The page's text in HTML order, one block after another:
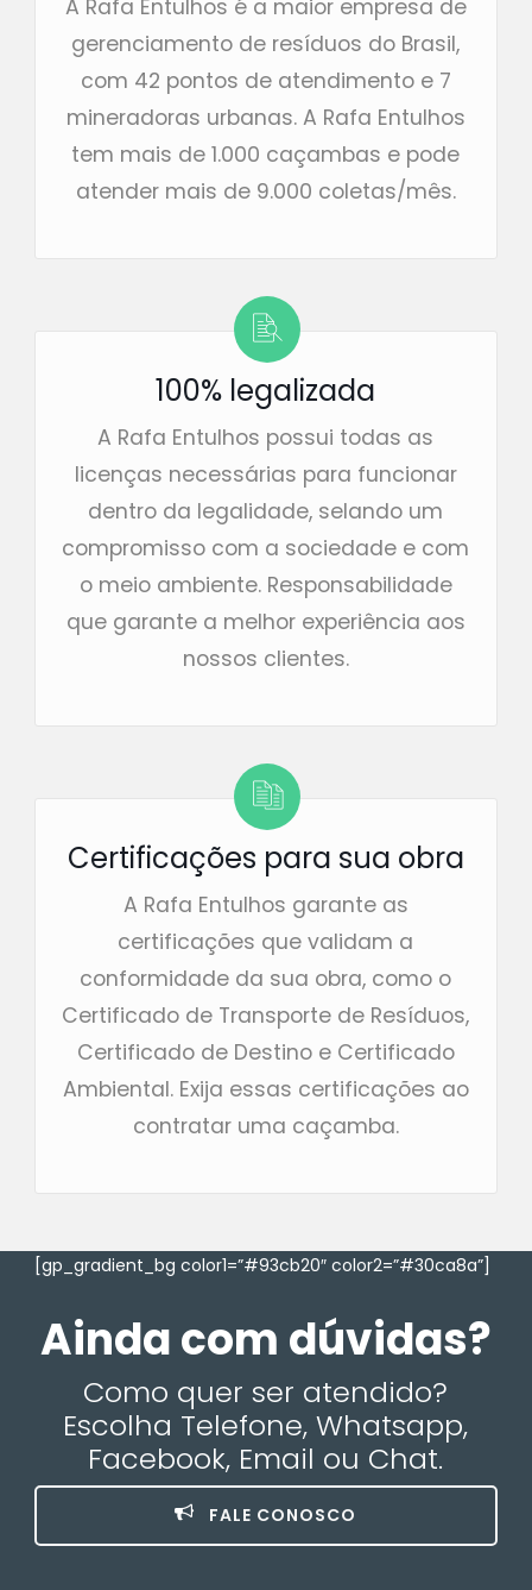
A Rafa Entulhos é a maior empresa de
gerenciamento de resíduos do Brasil,
com 42 pontos de atendimento e 7
mineradoras urbanas. A Rafa Entulhos
tem mais de 1.000 caçambas e pode
atender mais de 9.000 coletas/mês.
100% legalizada
A Rafa Entulhos possui todas as
licenças necessárias para funcionar
dentro da legalidade, selando um
compromisso com a sociedade e com
o meio ambiente. Responsabilidade
que garante a melhor experiência aos
nossos clientes.
Certificações para sua obra
A Rafa Entulhos garante as
certificações que validam a
conformidade da sua obra, como o
Certificado de Transporte de Resíduos,
Certificado de Destino e Certificado
Ambiental. Exija essas certificações ao
contratar uma caçamba.
[gp_gradient_bg color1=”#93cb20″ color2=”#30ca8a”]
Ainda com dúvidas?
Como quer ser atendido?
Escolha Telefone, Whatsapp,
Facebook, Email ou Chat.
FALE CONOSCO